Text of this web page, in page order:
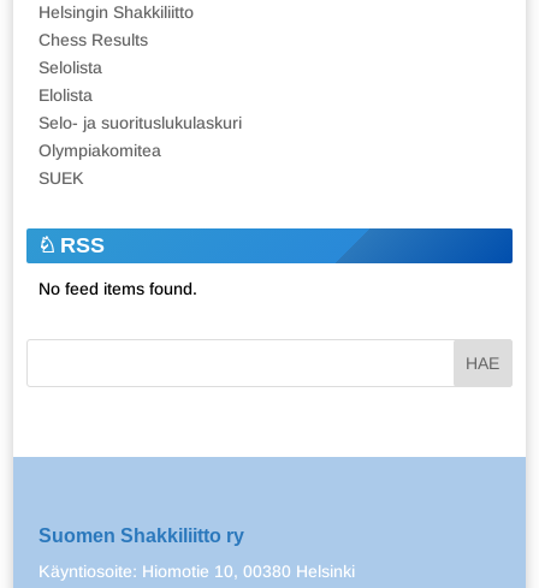
Helsingin Shakkiliitto
Chess Results
Selolista
Elolista
Selo- ja suorituslukulaskuri
Olympiakomitea
SUEK
RSS
No feed items found.
Suomen Shakkiliitto ry
Käyntiosoite: Hiomotie 10, 00380 Helsinki